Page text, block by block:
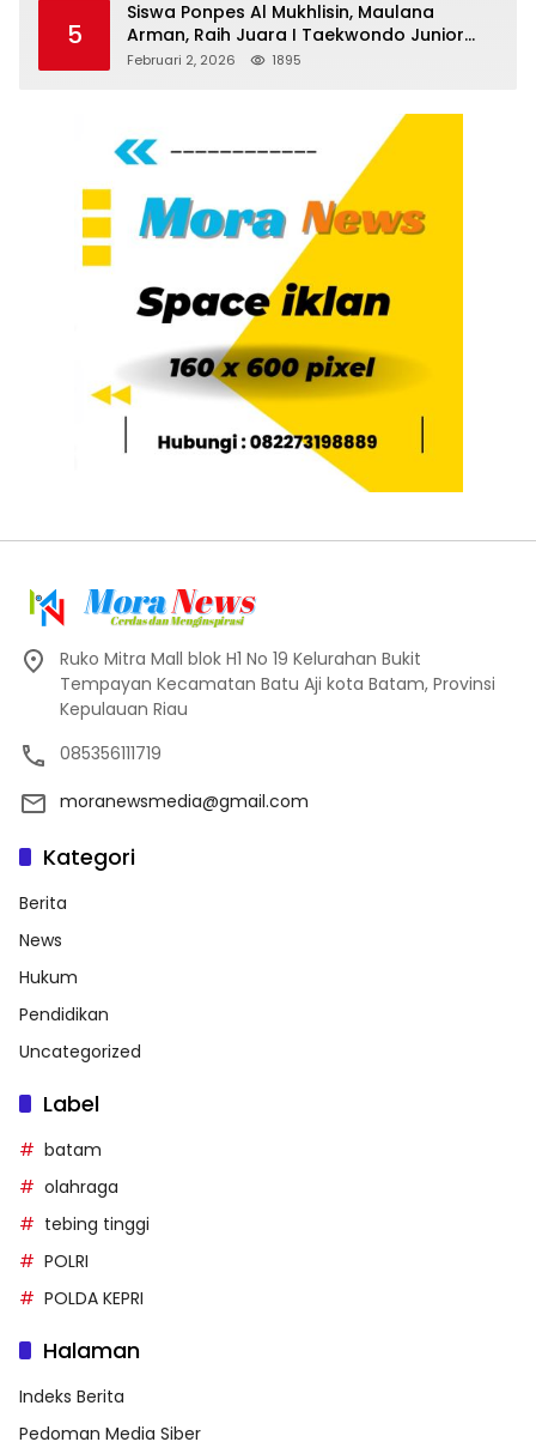
5
Siswa Ponpes Al Mukhlisin, Maulana
Arman, Raih Juara I Taekwondo Junior
Putra di Riau National Championship 2026
Februari 2, 2026 1895
Ruko Mitra Mall blok H1 No 19 Kelurahan Bukit
Tempayan Kecamatan Batu Aji kota Batam, Provinsi
Kepulauan Riau
085356111719
moranewsmedia@gmail.com
Kategori
Berita
News
Hukum
Pendidikan
Uncategorized
Label
batam
olahraga
tebing tinggi
POLRI
POLDA KEPRI
Halaman
Indeks Berita
Pedoman Media Siber